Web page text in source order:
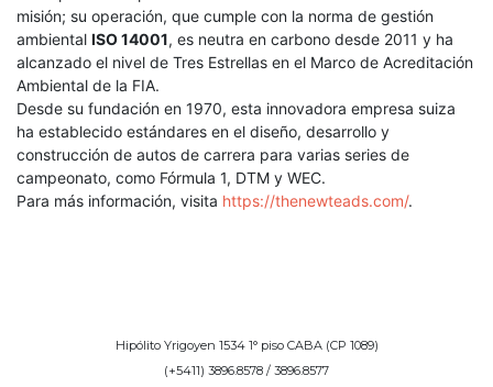
misión; su operación, que cumple con la norma de gestión
ambiental ISO 14001, es neutra en carbono desde 2011 y ha
alcanzado el nivel de Tres Estrellas en el Marco de Acreditación
Ambiental de la FIA.
Desde su fundación en 1970, esta innovadora empresa suiza
ha establecido estándares en el diseño, desarrollo y
construcción de autos de carrera para varias series de
campeonato, como Fórmula 1, DTM y WEC.
Para más información, visita https://thenewteads.com/.
Hipólito Yrigoyen 1534 1° piso CABA (CP 1089)
(+5411) 3896.8578 / 3896.8577